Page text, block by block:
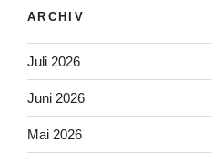
ARCHIV
Juli 2026
Juni 2026
Mai 2026